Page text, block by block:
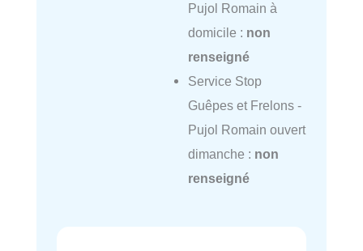
Pujol Romain à
domicile : non
renseigné
Service Stop
Guêpes et Frelons -
Pujol Romain ouvert
dimanche : non
renseigné